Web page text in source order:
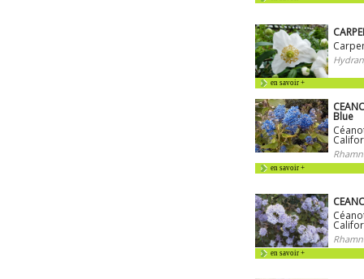
en savoir +
Blue
en savoir +
en savoir +